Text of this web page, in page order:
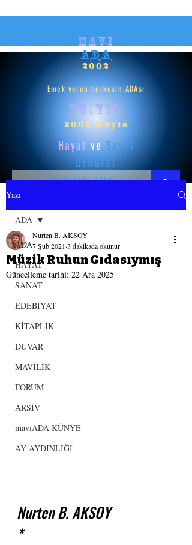
mavi
ADA
2002
Emek veren herkesin ADAsı
25.yıl
2002 Mayıs
HayatveSanat
DERGİSİ
SANAT
GİRİŞ YAP
Yazı
ADA
HAYAT
SANAT
EDEBİYAT
KİTAPLIK
DUVAR
MAVİLİK
FORUM
ARSİV
maviADA KÜNYE
AY AYDINLIĞI
ADA
Müzik Ruhun Gıdasıymış
Nurten B. AKSOY
7 Şub 2021 3 dakikada okunur
Güncelleme tarihi: 22 Ara 2025
Nurten B. AKSOY
*